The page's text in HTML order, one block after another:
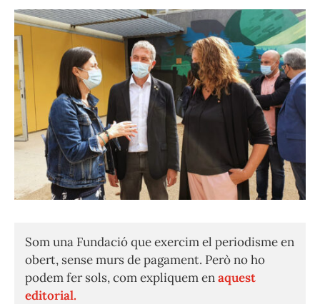
Som una Fundació que exercim el periodisme en
obert, sense murs de pagament. Però no ho
podem fer sols, com expliquem enaquest
editorial.